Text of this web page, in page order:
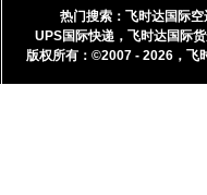
热门搜索： 飞时达国际空
UPS国际快递 ， 飞时达国际
版权所有：©2007 - 2026， 飞